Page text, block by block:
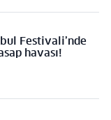
Festivali’nde
havası!